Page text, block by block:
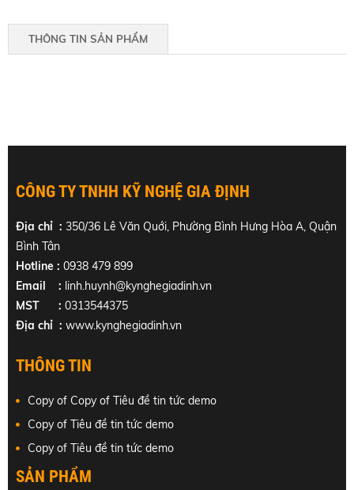
THÔNG TIN SẢN PHẨM
CÔNG TY TNHH KỸ NGHỆ GIA ĐỊNH
Địa chỉ : 350/36 Lê Văn Quới, Phường Bình Hưng Hòa A, Quận
Bình Tân
Hotline : 0938 479 899
Email : linh.huynh@kynghegiadinh.vn
MST : 0313544375
Địa chỉ : www.kynghegiadinh.vn
THÔNG TIN
Copy of Copy of Tiêu đề tin tức demo
Copy of Tiêu đề tin tức demo
Copy of Tiêu đề tin tức demo
SẢN PHẨM